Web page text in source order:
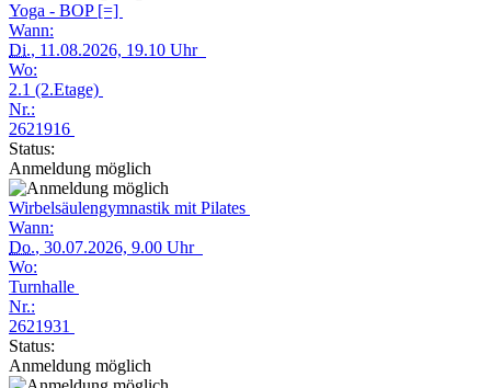
Yoga - BOP [=]
Wann:
Di., 11.08.2026, 19.10 Uhr
Wo:
2.1 (2.Etage)
Nr.:
2621916
Status:
Anmeldung möglich
Wirbelsäulengymnastik mit Pilates
Wann:
Do., 30.07.2026, 9.00 Uhr
Wo:
Turnhalle
Nr.:
2621931
Status:
Anmeldung möglich